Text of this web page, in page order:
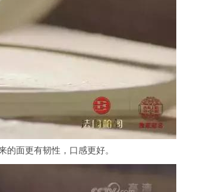
的面更有韧性，口感更好。